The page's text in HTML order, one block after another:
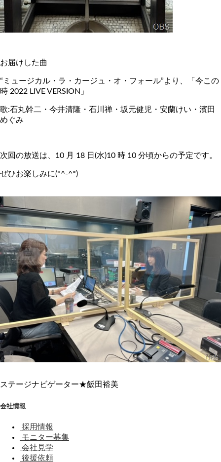
お届けした曲
“ミュージカル・ラ・カージュ・オ・フォール”より、「今この
時 2022 LIVE VERSION」
歌:石丸幹二・今井清隆・石川禅・坂元健児・安蘭けい・濱田
めぐみ
次回の放送は、10 月 18 日(水)10 時 10 分頃からの予定です。
ぜひお楽しみに(*^-^*)
ステージナビゲーター★飯田裕美
会社情報
採用情報
モニター募集
会社見学
後援依頼